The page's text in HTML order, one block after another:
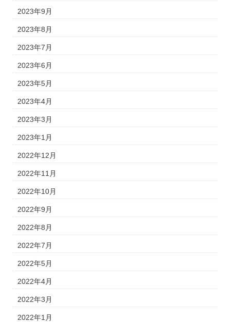
2023年9月
2023年8月
2023年7月
2023年6月
2023年5月
2023年4月
2023年3月
2023年1月
2022年12月
2022年11月
2022年10月
2022年9月
2022年8月
2022年7月
2022年5月
2022年4月
2022年3月
2022年1月